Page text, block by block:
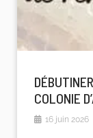
COLONIE
16 juin 2026